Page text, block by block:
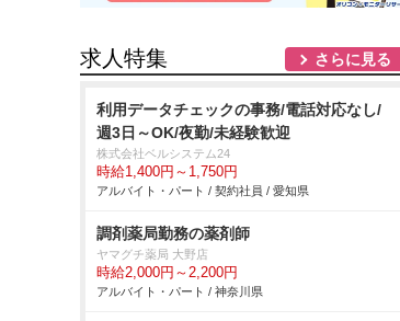
求人特集 さらに見る
利用データチェックの事務/電話対応なし/
週3日～OK/夜勤/未経験歓迎
株式会社ベルシステム24
時給1,400円～1,750円
アルバイト・パート / 契約社員 / 愛知県
調剤薬局勤務の薬剤師
ヤマグチ薬局 大野店
時給2,000円～2,200円
アルバイト・パート / 神奈川県